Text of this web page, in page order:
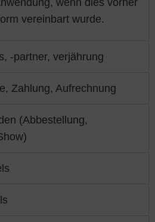
wenn dies vorher
vereinbart wurde.
-partner, verjährung
Zahlung, Aufrechnung
(Abbestellung,